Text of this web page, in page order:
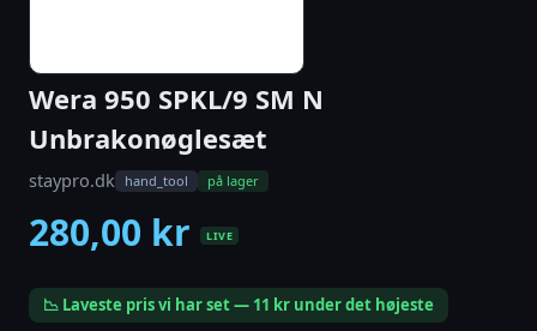
Wera 950 SPKL/9 SM N
Unbrakonøglesæt
staypro.dk hand_tool på lager
280,00 kr LIVE
📉 Laveste pris vi har set — 11 kr under det højeste